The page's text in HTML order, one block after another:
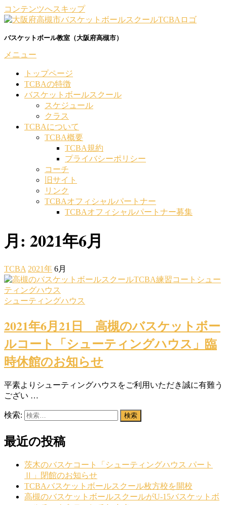
コンテンツへスキップ
バスケットボール教室（大阪府高槻市）
メニュー
トップページ
TCBAの特徴
バスケットボールスクール
スケジュール
クラス
TCBAについて
TCBA概要
TCBA規約
プライバシーポリシー
コーチ
旧サイト
リンク
TCBAオフィシャルパートナー
TCBAオフィシャルパートナー募集
月: 2021年6月
TCBA 2021年 6月
シューティングハウス
2021年6月21日 高槻のバスケットボー
ルコート「シューティングハウス」臨
時休館のお知らせ
平素よりシューティングハウスをご利用いただき誠に有難う
ござい …
検索:
最近の投稿
茨木のバスケコート「シューティングハウス パート
Ⅱ」閉館のお知らせ
TCBAバスケットボールスクール枚方校を開校
高槻のバスケットボールスクールがU-15バスケットボ